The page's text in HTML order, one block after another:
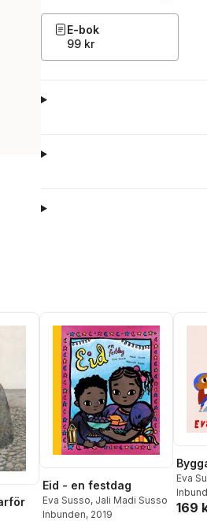
E-bok
99 kr
Eid - en festdag
Eva Susso, Jali Madi Susso
Inbunden, 2019
Eva
169